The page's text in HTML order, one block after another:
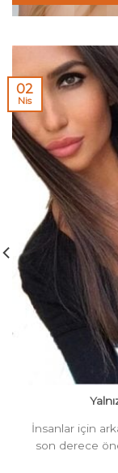
İnsanlar için
son derece
02
Nis